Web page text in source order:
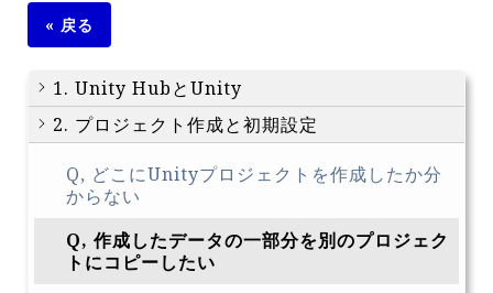
« 戻る
1. Unity HubとUnity
2. プロジェクト作成と初期設定
Q, どこにUnityプロジェクトを作成したか分
からない
Q, 作成したデータの一部分を別のプロジェク
トにコピーしたい